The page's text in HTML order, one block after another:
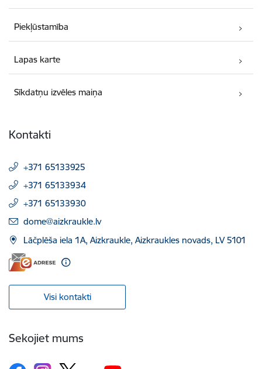
Piekļūstamība
Lapas karte
Sīkdatņu izvēles maiņa
Kontakti
+371 65133925
+371 65133934
+371 65133930
E-pasts:
dome@aizkraukle.lv
Lāčplēša iela 1A, Aizkraukle, Aizkraukles novads, LV 5101
Visi kontakti
Sekojiet mums